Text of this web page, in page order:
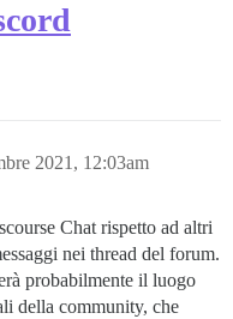
2021, 12:03am
Chat rispetto ad altri
nei thread del forum.
probabilmente il luogo
della community, che